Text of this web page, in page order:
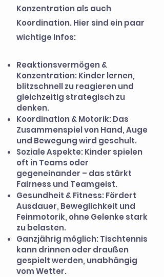
Konzentration als auch
Koordination. Hier sind ein paar
wichtige Infos:
Reaktionsvermögen &
Konzentration: Kinder lernen,
blitzschnell zu reagieren und
gleichzeitig strategisch zu
denken.
Koordination & Motorik: Das
Zusammenspiel von Hand, Auge
und Bewegung wird geschult.
Soziale Aspekte: Kinder spielen
oft in Teams oder
gegeneinander – das stärkt
Fairness und Teamgeist.
Gesundheit & Fitness: Fördert
Ausdauer, Beweglichkeit und
Feinmotorik, ohne Gelenke stark
zu belasten.
Ganzjährig möglich: Tischtennis
kann drinnen oder draußen
gespielt werden, unabhängig
vom Wetter.